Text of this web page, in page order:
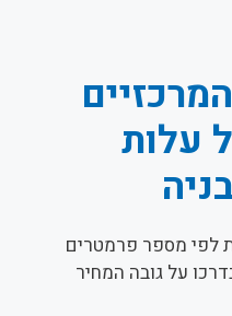
עלות
לפי מספר פרמטרים
על גובה המחיר